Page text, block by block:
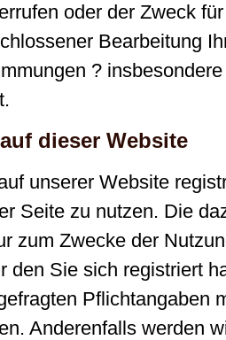
oder der Zweck
Bearbeitung
?
dieser Website
unserer Website
Seite zu nutzen. Die
zum Zwecke der
den Sie sich registriert
Pflichtangaben
Anderenfalls werden